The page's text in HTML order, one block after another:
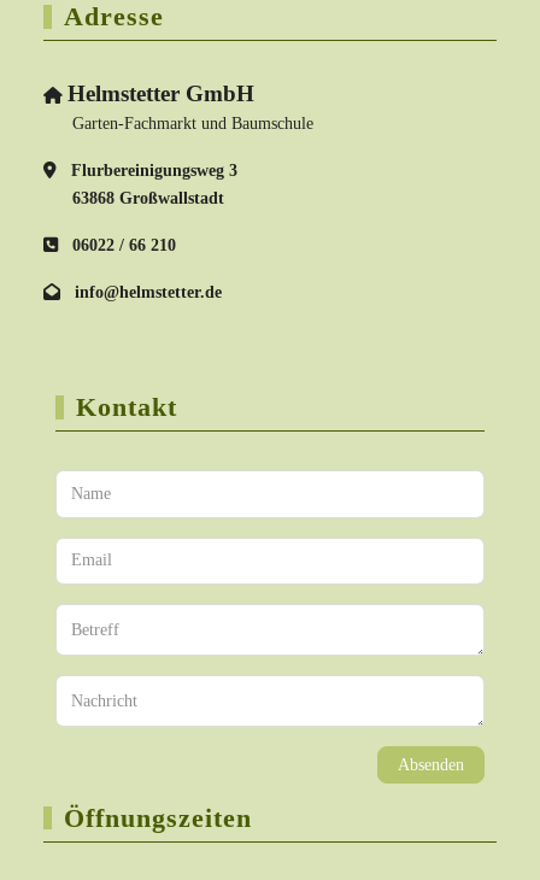
Adresse
Helmstetter GmbH
Garten-Fachmarkt und Baumschule
Flurbereinigungsweg 3
63868 Großwallstadt
06022 / 66 210
info@helmstetter.de
Kontakt
Absenden
Öffnungszeiten